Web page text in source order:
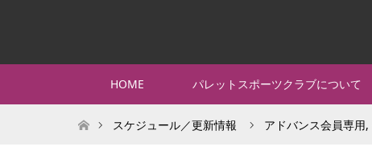
HOME パレットスポーツクラブについて
ホームスケジュール／更新情報 アドバンス会員専用,